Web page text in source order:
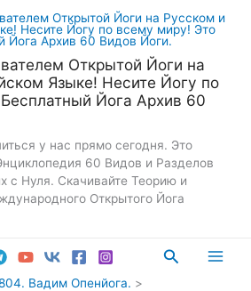
Открытой Йоги на
Языке! Несите Йогу по
Йога Архив 60
у нас прямо сегодня. Это
60 Видов и Разделов
с Нуля. Скачивайте Теорию и
Открытого Йога
Поиск
Вадим Опенйога.